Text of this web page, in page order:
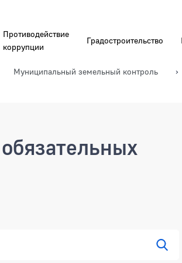
Противодействие
коррупции
Градостроительство
Муниципальный земельный контроль